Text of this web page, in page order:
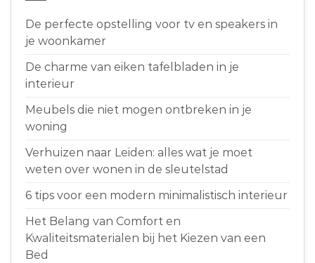
De perfecte opstelling voor tv en speakers in
je woonkamer
De charme van eiken tafelbladen in je
interieur
Meubels die niet mogen ontbreken in je
woning
Verhuizen naar Leiden: alles wat je moet
weten over wonen in de sleutelstad
6 tips voor een modern minimalistisch interieur
Het Belang van Comfort en
Kwaliteitsmaterialen bij het Kiezen van een
Bed